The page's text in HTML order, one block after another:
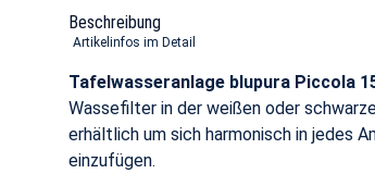
Beschreibung
Artikelinfos im Detail
Tafelwasseranlage blupura Piccola
Wassefilter in der weißen oder
erhältlich um sich harmonisch in jedes
einzufügen.